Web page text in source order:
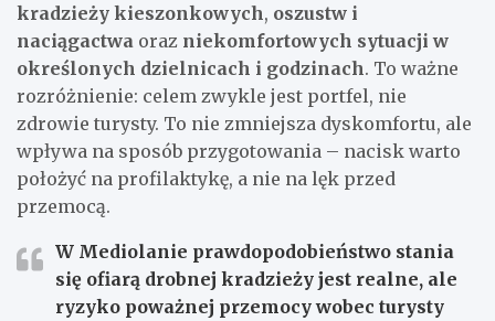
kradzieży kieszonkowych, oszustw i
naciągactwa oraz niekomfortowych sytuacji w
określonych dzielnicach i godzinach. To ważne
rozróżnienie: celem zwykle jest portfel, nie
zdrowie turysty. To nie zmniejsza dyskomfortu, ale
wpływa na sposób przygotowania – nacisk warto
położyć na profilaktykę, a nie na lęk przed
przemocą.
W Mediolanie prawdopodobieństwo stania
się ofiarą drobnej kradzieży jest realne, ale
ryzyko poważnej przemocy wobec turysty